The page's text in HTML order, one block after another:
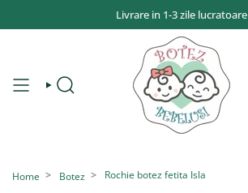
Livrare in 1-3 zile lucratoare
CAUTĂ
Home Botez Rochie botez fetita Isla